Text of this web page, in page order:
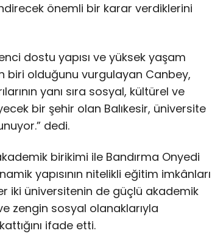
önemli bir karar verdiklerini
dostu yapısı ve yüksek yaşam
biri olduğunu vurgulayan Canbey,
yanı sıra sosyal, kültürel ve
bir şehir olan Balıkesir, üniversite
dedi.
birikimi ile Bandırma Onyedi
yapısının nitelikli eğitim imkânları
iki üniversitenin de güçlü akademik
zengin sosyal olanaklarıyla
ifade etti.